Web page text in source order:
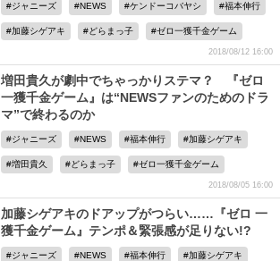
ジャニーズ NEWS ケンドーコバヤシ 福本伸行
加藤シゲアキ どらまっ子 ゼロ一獲千金ゲーム
2018/08/12 16:00
増田貴久が劇中でちゃっかりステマ？ 『ゼロ
一獲千金ゲーム』は“NEWSファンのためのドラ
マ”で終わるのか
ジャニーズ NEWS 福本伸行 加藤シゲアキ
増田貴久 どらまっ子 ゼロ一獲千金ゲーム
2018/08/05 16:00
加藤シゲアキのドアップがつらい……『ゼロ 一
獲千金ゲーム』テンポ＆緊張感が足りない!?
ジャニーズ NEWS 福本伸行 加藤シゲアキ